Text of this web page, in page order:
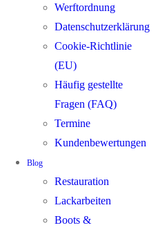
Werftordnung
Datenschutzerklärung
Cookie-Richtlinie
(EU)
Häufig gestellte
Fragen (FAQ)
Termine
Kundenbewertungen
Blog
Restauration
Lackarbeiten
Boots &